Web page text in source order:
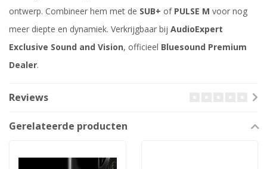
ontwerp. Combineer hem met de SUB+ of PULSE M voor nog
meer diepte en dynamiek. Verkrijgbaar bij AudioExpert
Exclusive Sound and Vision, officieel Bluesound Premium
Dealer.
Reviews
Gerelateerde producten